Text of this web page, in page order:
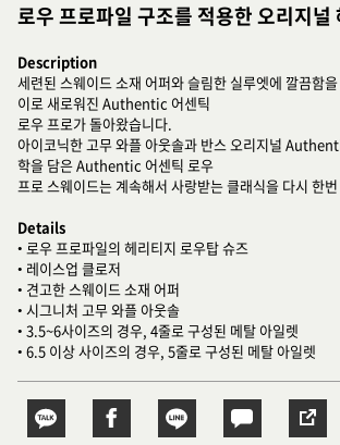
로우 프로파일 구조를 적용한 오리지널
Description
세련된 스웨이드 소재 어퍼와 슬림한 실루엣에 깔끔함
이로 새로워진 Authentic 어센틱
로우 프로가 돌아왔습니다.
아이코닉한 고무 와플 아웃솔과 반스 오리지널
학을 담은 Authentic 어센틱 로우
프로 스웨이드는 계속해서 사랑받는 클래식을 다시 한
Details
• 로우 프로파일의 헤리티지 로우탑 슈즈
• 레이스업 클로저
• 견고한 스웨이드 소재 어퍼
• 시그니처 고무 와플 아웃솔
• 3.5~6사이즈의 경우, 4줄로 구성된 메탈 아일렛
• 6.5 이상 사이즈의 경우, 5줄로 구성된 메탈 아일렛